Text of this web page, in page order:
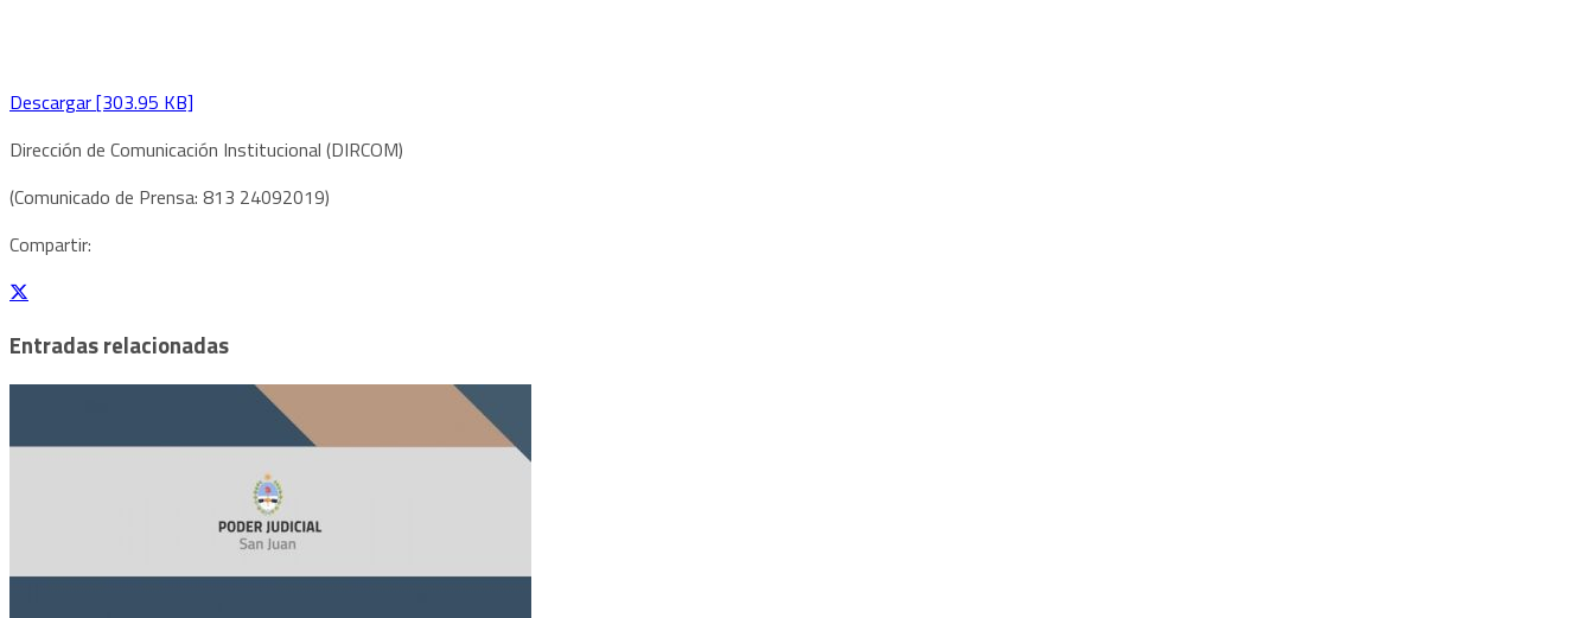
Descargar [303.95 KB]
Dirección de Comunicación Institucional (DIRCOM)
(Comunicado de Prensa: 813 24092019)
Compartir:
Entradas relacionadas